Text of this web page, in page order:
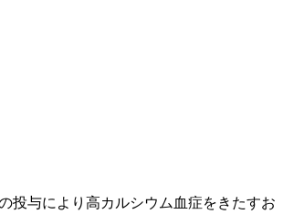
投与により高カルシウム血症をきたすお